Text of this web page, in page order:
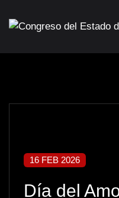
16 FEB 2026
Día del